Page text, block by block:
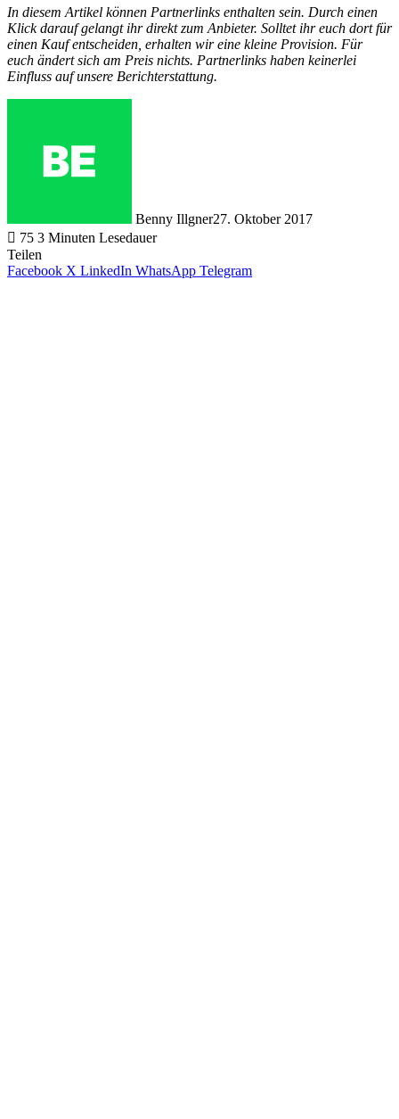
In diesem Artikel können Partnerlinks enthalten sein. Durch einen
Klick darauf gelangt ihr direkt zum Anbieter. Solltet ihr euch dort für
einen Kauf entscheiden, erhalten wir eine kleine Provision. Für
euch ändert sich am Preis nichts. Partnerlinks haben keinerlei
Einfluss auf unsere Berichterstattung.
Benny Illgner27. Oktober 2017
75 3 Minuten Lesedauer
Teilen
Facebook X LinkedIn WhatsApp Telegram